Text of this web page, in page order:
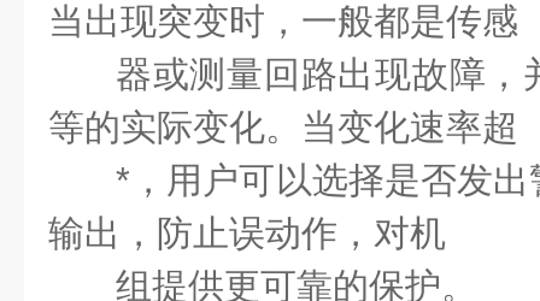
当出现突变时，一般都是传感
器或测量回路出现故障，
等的实际变化。当变化速率超
*，用户可以选择是否发
输出，防止误动作，对机
组提供更可靠的保护。